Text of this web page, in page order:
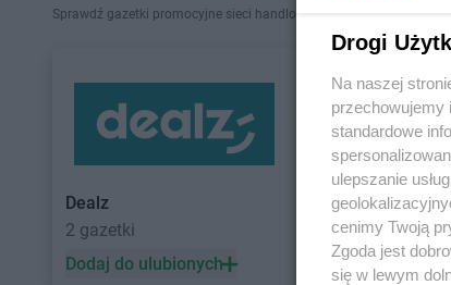
Sprawdź gazetki promocyjne sieci handlowych, które działają w
Dealz
2 gazetki
Dodaj do ulubionych
POLOmarket
11 gazetek
Dodaj do
Drogi
Na naszej
przechowujemy
standardowe
ulepszanie
cenimy Twoją
Zgoda jest
się w lewym